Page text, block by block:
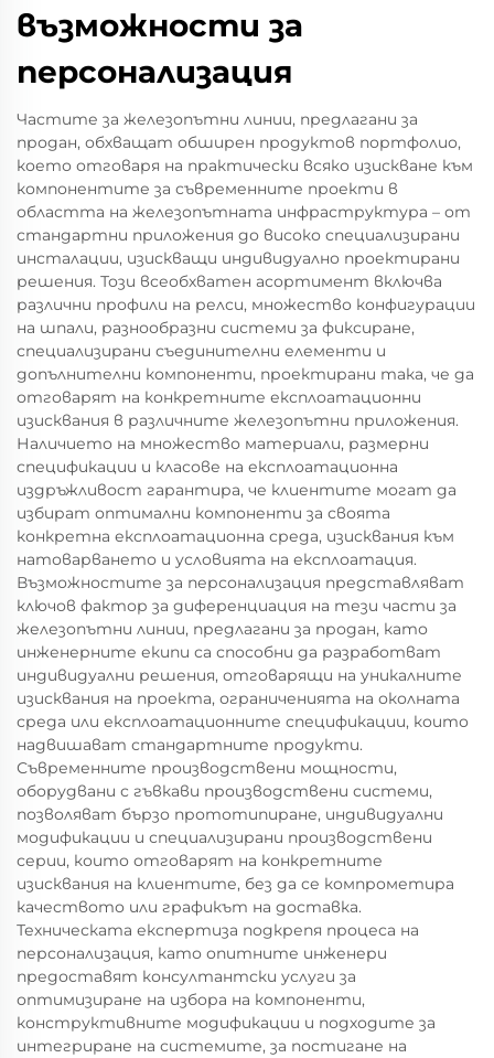
възможности за
персонализация
Частите за железопътни линии, предлагани за
продан, обхващат обширен продуктов портфолио,
което отговаря на практически всяко изискване към
компонентите за съвременните проекти в
областта на железопътната инфраструктура – от
стандартни приложения до високо специализирани
инсталации, изискващи индивидуално проектирани
решения. Този всеобхватен асортимент включва
различни профили на релси, множество конфигурации
на шпали, разнообразни системи за фиксиране,
специализирани съединителни елементи и
допълнителни компоненти, проектирани така, че да
отговарят на конкретните експлоатационни
изисквания в различните железопътни приложения.
Наличието на множество материали, размерни
спецификации и класове на експлоатационна
издръжливост гарантира, че клиентите могат да
избират оптимални компоненти за своята
конкретна експлоатационна среда, изисквания към
натоварването и условията на експлоатация.
Възможностите за персонализация представляват
ключов фактор за диференциация на тези части за
железопътни линии, предлагани за продан, като
инженерните екипи са способни да разработват
индивидуални решения, отговарящи на уникалните
изисквания на проекта, ограниченията на околната
среда или експлоатационните спецификации, които
надвишават стандартните продукти.
Съвременните производствени мощности,
оборудвани с гъвкави производствени системи,
позволяват бързо прототипиране, индивидуални
модификации и специализирани производствени
серии, които отговарят на конкретните
изисквания на клиентите, без да се компрометира
качеството или графикът на доставка.
Техническата експертиза подкрепя процеса на
персонализация, като опитните инженери
предоставят консултантски услуги за
оптимизиране на избора на компоненти,
конструктивните модификации и подходите за
интегриране на системите, за постигане на